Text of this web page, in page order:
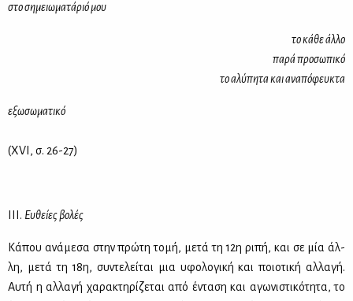
στο ση­μειω­μα­τά­ριό μου
το κά­θε άλ­λο
πα­ρά προ­σω­πι­κό
το αλύ­πη­τα και ανα­πό­φευ­κτα
εξω­σω­μα­τι­κό
(XVI, σ. 26-27)
ΙΙΙ. Ευ­θεί­ες βο­λές
Κά­που ανά­με­σα στην πρώ­τη το­μή, με­τά τη 12η ρι­πή, και σε μία άλ­
λη, με­τά τη 18η, συ­ντε­λεί­ται μια υφο­λο­γι­κή και ποιο­τι­κή αλ­λα­γή.
Αυ­τή η αλ­λα­γή χα­ρα­κτη­ρί­ζε­ται από έντα­ση και αγω­νι­στι­κό­τη­τα, το